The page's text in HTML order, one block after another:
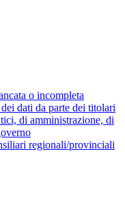
o incompleta
dati da parte dei titolari
di amministrazione, di
regionali/provinciali